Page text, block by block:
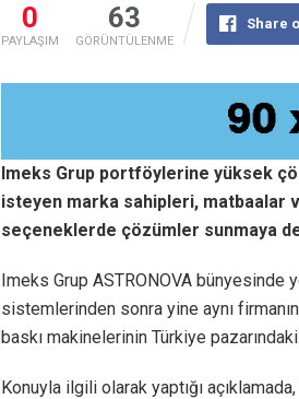
0
PAYLAŞIM
63
GÖRÜNTÜLENME
Share
Imeks Grup portföylerine yüksek
isteyen marka sahipleri, matbaalar
seçeneklerde çözümler sunmaya
Imeks Grup ASTRONOVA bünyesinde
sistemlerinden sonra yine aynı
baskı makinelerinin Türkiye pazarındaki
Konuyla ilgili olarak yaptığı